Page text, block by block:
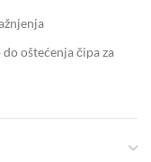
oštećenja čipa za